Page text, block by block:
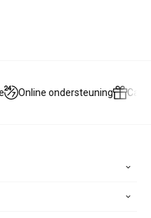
Online ondersteuning